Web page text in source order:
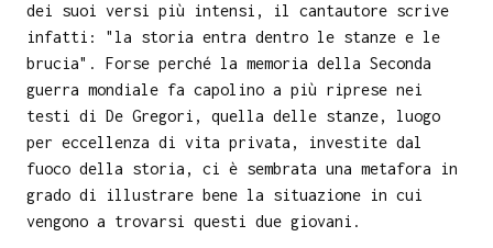
dei suoi versi più intensi, il cantautore scrive
infatti: "la storia entra dentro le stanze e le
brucia". Forse perché la memoria della Seconda
guerra mondiale fa capolino a più riprese nei
testi di De Gregori, quella delle stanze, luogo
per eccellenza di vita privata, investite dal
fuoco della storia, ci è sembrata una metafora in
grado di illustrare bene la situazione in cui
vengono a trovarsi questi due giovani.